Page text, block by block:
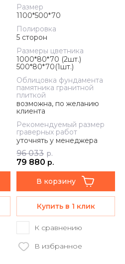
Размер
1100*500*70
Полировка
5 сторон
Размеры цветника
1000*80*70 (2шт.)
500*80*70(1шт.)
Облицовка фундамента
памятника гранитной
плиткой
возможна, по желанию
клиента
Рекомендуемый размер
граверных работ
уточнять у менеджера
96 033 р.
79 880 р.
В корзину
Купить в 1 клик
К сравнению
В избранное